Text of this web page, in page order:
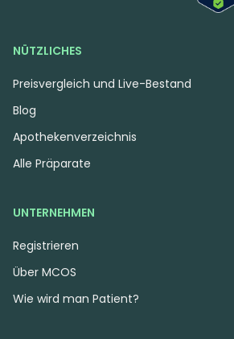
NÜTZLICHES
Preisvergleich und Live-Bestand
Blog
Apothekenverzeichnis
Alle Präparate
UNTERNEHMEN
Registrieren
Über MCOS
Wie wird man Patient?